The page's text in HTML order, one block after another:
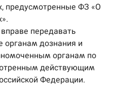
предусмотренные ФЗ «О
передавать
органам дознания и
органам по
действующим
Федерации.